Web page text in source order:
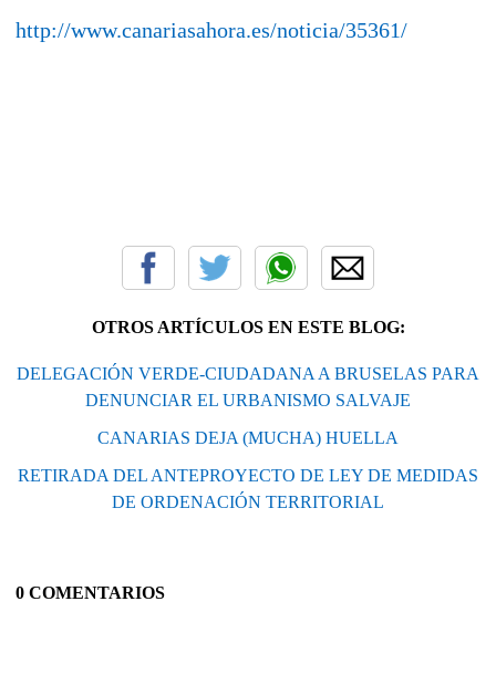
http://www.canariasahora.es/noticia/35361/
OTROS ARTÍCULOS EN ESTE BLOG:
DELEGACIÓN VERDE-CIUDADANA A BRUSELAS PARA
DENUNCIAR EL URBANISMO SALVAJE
CANARIAS DEJA (MUCHA) HUELLA
RETIRADA DEL ANTEPROYECTO DE LEY DE MEDIDAS
DE ORDENACIÓN TERRITORIAL
0 COMENTARIOS